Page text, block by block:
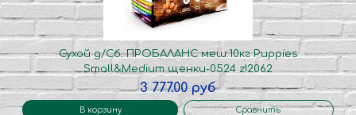
Сухой д/Сб. ПРОБАЛАНС меш.10кг Puppies
Small&Medium щенки-0524 z!2062
3 777.00 руб
В корзину Сравнить